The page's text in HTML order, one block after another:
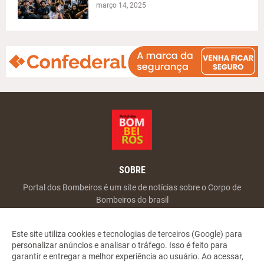
março 14, 2025
SOBRE
Portal dos Bombeiros é um site de notícias sobre o Corpo de
Bombeiros do brasil
Este site utiliza cookies e tecnologias de terceiros (Google) para
personalizar anúncios e analisar o tráfego. Isso é feito para
garantir e entregar a melhor experiência ao usuário. Ao acessar,